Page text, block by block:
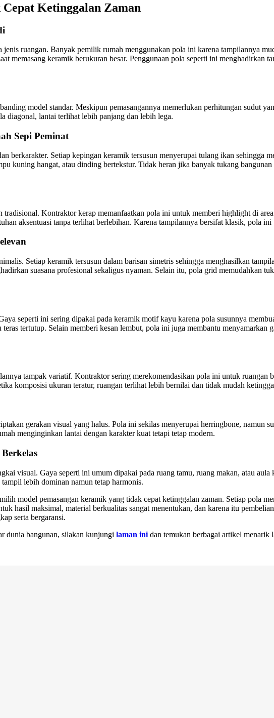
Ketinggalan Zaman
ruangan. Banyak pemilik rumah menggunakan pola ini karena tampilannya
memasang keramik berukuran besar. Penggunaan pola seperti ini menghadirkan
model standar. Meskipun pemasangannya memerlukan perhitungan sudut
diagonal, lantai terlihat lebih panjang dan lebih lega.
Sepi Peminat
berkarakter. Setiap kepingan keramik tersusun menyerupai tulang ikan sehingga
kuning hangat, atau dinding bertekstur. Tidak heran jika banyak tukang
Kontraktor kerap memanfaatkan pola ini untuk memberi highlight di
aksentuasi tanpa terlihat berlebihan. Karena tampilannya bersifat klasik, pola
Setiap keramik tersusun dalam barisan simetris sehingga menghasilkan
suasana profesional sekaligus nyaman. Selain itu, pola grid memudahkan
seperti ini sering dipakai pada keramik motif kayu karena pola susunnya
tertutup. Selain memberi kesan lembut, pola ini juga membantu menyamarkan
tampak variatif. Kontraktor sering merekomendasikan pola ini untuk ruangan
komposisi ukuran teratur, ruangan terlihat lebih bernilai dan tidak mudah
gerakan visual yang halus. Pola ini sekilas menyerupai herringbone, namun
menginginkan lantai dengan karakter kuat tetapi tetap modern.
visual. Gaya seperti ini umum dipakai pada ruang tamu, ruang makan, atau
lebih dominan namun tetap harmonis.
model pemasangan keramik yang tidak cepat ketinggalan zaman. Setiap pola
hasil maksimal, material berkualitas sangat menentukan, dan karena itu
serta bergaransi.
dunia bangunan, silakan kunjungi laman ini dan temukan berbagai artikel menarik